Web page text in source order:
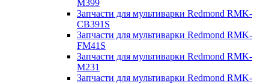
M399
Запчасти для мультиварки Redmond RMK-
CB391S
Запчасти для мультиварки Redmond RMK-
FM41S
Запчасти для мультиварки Redmond RMK-
M231
Запчасти для мультиварки Redmond RMK-